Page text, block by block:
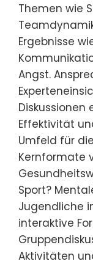
Themen wie
Ergebnisse
Angst.
Diskussionen
Effektivität
Umfeld für
Kernformate
Sport?
Jugendliche
interaktive
Aktivitäten